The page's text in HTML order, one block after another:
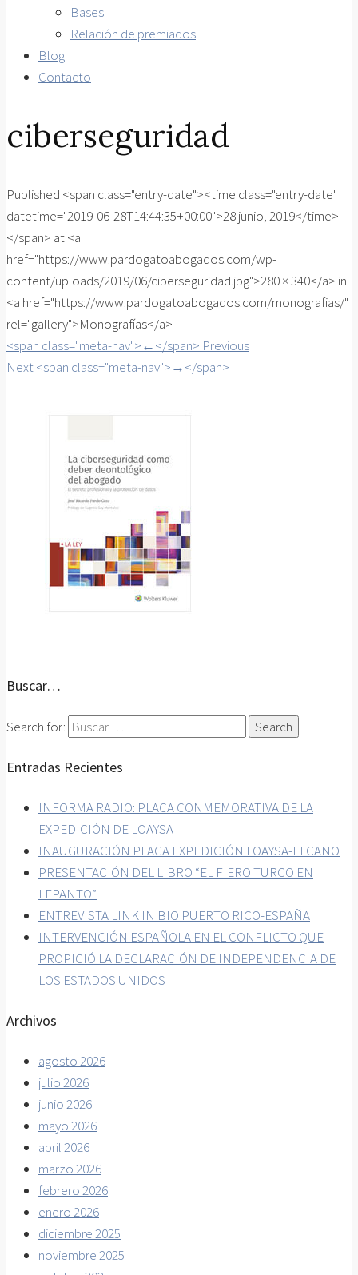
Bases
Relación de premiados
Blog
Contacto
ciberseguridad
Published <span class="entry-date"><time class="entry-date"
datetime="2019-06-28T14:44:35+00:00">28 junio, 2019</time>
</span> at <a
href="https://www.pardogatoabogados.com/wp-
content/uploads/2019/06/ciberseguridad.jpg">280 × 340</a> in
<a href="https://www.pardogatoabogados.com/monografias/"
rel="gallery">Monografías</a>
<span class="meta-nav">←</span> Previous
Next <span class="meta-nav">→</span>
Buscar…
Search for:
Entradas Recientes
INFORMA RADIO: PLACA CONMEMORATIVA DE LA
EXPEDICIÓN DE LOAYSA
INAUGURACIÓN PLACA EXPEDICIÓN LOAYSA-ELCANO
PRESENTACIÓN DEL LIBRO “EL FIERO TURCO EN
LEPANTO”
ENTREVISTA LINK IN BIO PUERTO RICO-ESPAÑA
INTERVENCIÓN ESPAÑOLA EN EL CONFLICTO QUE
PROPICIÓ LA DECLARACIÓN DE INDEPENDENCIA DE
LOS ESTADOS UNIDOS
Archivos
agosto 2026
julio 2026
junio 2026
mayo 2026
abril 2026
marzo 2026
febrero 2026
enero 2026
diciembre 2025
noviembre 2025